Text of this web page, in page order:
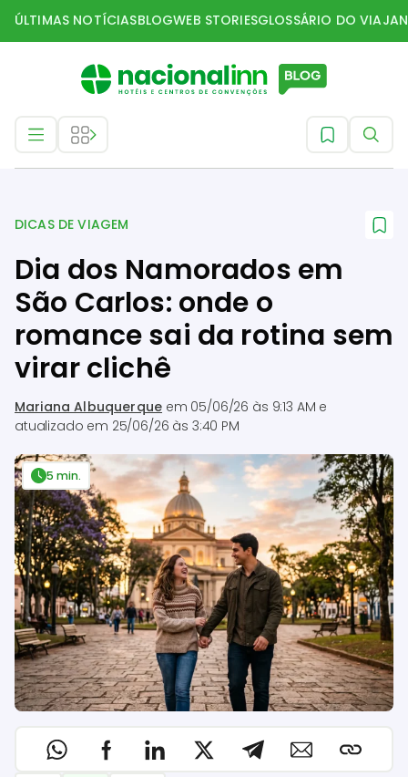
ÚLTIMAS NOTÍCIASBLOGWEB STORIESGLOSSÁRIO DO
DICAS DE VIAGEM
Dia dos Namorados em
São Carlos: onde o
romance sai da rotina sem
virar clichê
Mariana Albuquerque em 05/06/26 às 9:13 AM e
atualizado em 25/06/26 às 3:40 PM
5 min.